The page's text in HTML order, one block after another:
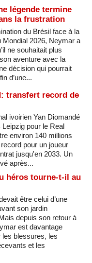
légende termine
la frustration
du Brésil face à la
Mondial 2026, Neymar a
ne souhaitait plus
aventure avec la
décision qui pourrait
d’une...
transfert record de
ivoirien Yan Diomandé
Leipzig pour le Real
environ 140 millions
pour un joueur
jusqu'en 2033. Un
après...
héros tourne-t-il au
être celui d’une
son jardin
depuis son retour à
est davantage
les blessures, les
et les